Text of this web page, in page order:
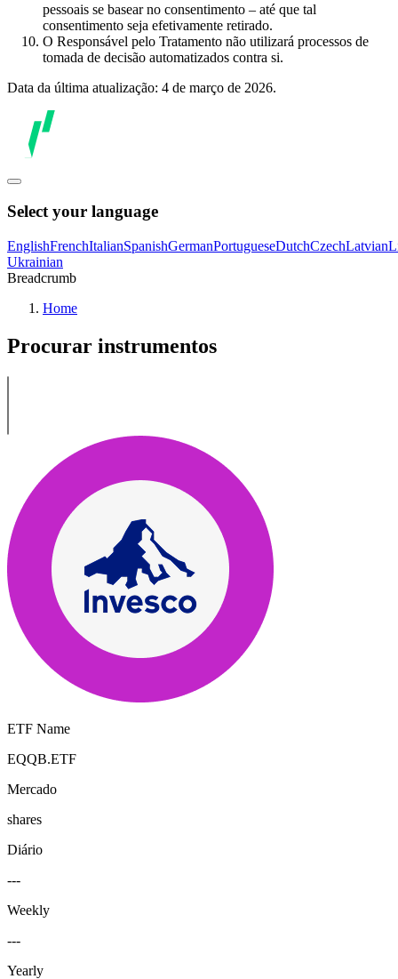
pessoais se basear no consentimento – até que tal
consentimento seja efetivamente retirado.
O Responsável pelo Tratamento não utilizará processos de
tomada de decisão automatizados contra si.
Data da última atualização: 4 de março de 2026.
Select your language
EnglishFrenchItalianSpanishGermanPortugueseDutchCzechLatvian
Ukrainian
Breadcrumb
Home
Procurar instrumentos
ETF Name
EQQB.ETF
Mercado
shares
Diário
---
Weekly
---
Yearly